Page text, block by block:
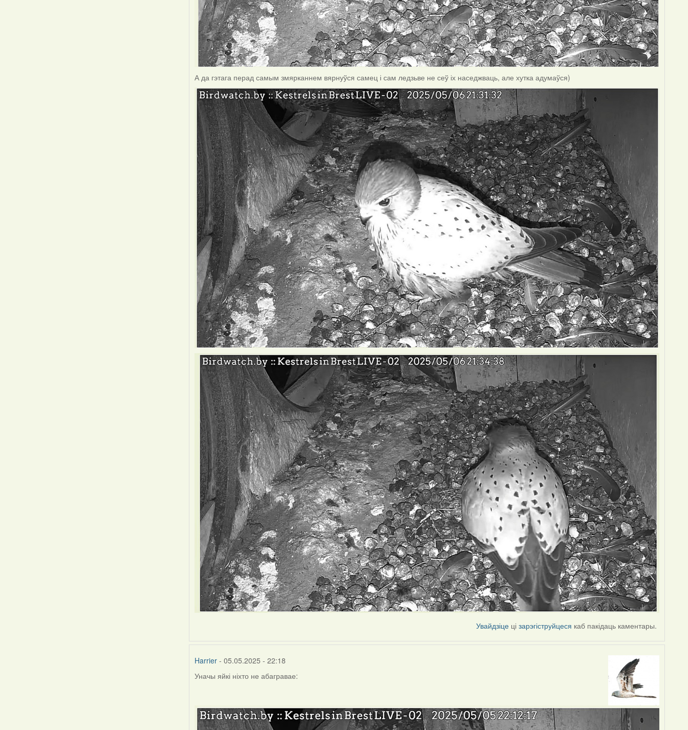
А да гэтага перад самым змярканнем вярнуўся самец і сам ледзьве не сеў іх наседжваць, але хутка адумаўся)
Увайдзіце цізарэгіструйцеся каб пакідаць каментары.
Harrier - 05.05.2025 - 22:18
Уначы яйкі ніхто не абагравае: